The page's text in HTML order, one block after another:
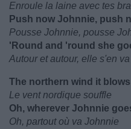
Enroule la laine avec tes
Push now Johnnie, push
Pousse Johnnie, pousse
'Round and 'round she
Autour et autour, elle s'en
The northern wind it blows
Le vent nordique souffle
Oh, wherever Johnnie
Oh, partout où va Johnnie